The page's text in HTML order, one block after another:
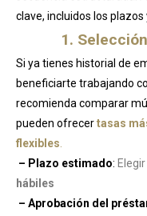
clave, incluidos los
1.
Si ya tienes historial de
beneficiarte trabajando
recomienda comparar
pueden ofrecertasas
flexibles.
– Plazo estimado:
hábiles
– Aprobación del